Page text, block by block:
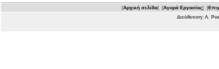
[Αρχική σελίδα] [Αγορά Εργασίας] [
Διεύθυνση: Λ.